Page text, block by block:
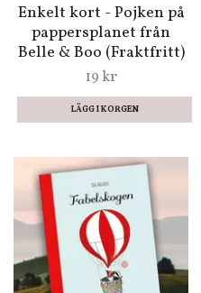
Enkelt kort - Pojken på
pappersplanet från
Belle & Boo (Fraktfritt)
19 kr